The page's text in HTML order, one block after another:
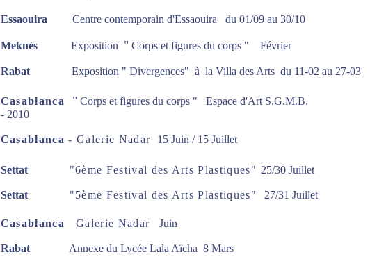
Essaouira Centre contemporain d'Essaouira du 01/09 au 30/10
Meknès Exposition "Corps et figures du corps " Février
Rabat Exposition " Divergences" à la Villa des Arts du 11-02 au 27-03
Casablanca "Corps et figures du corps " Espace d'Art
- 2010
Casablanca - Galerie Nadar 15 Juin / 15 Juillet
Settat "6ème Festival des Arts Plastiques" 25/30 Juillet
Settat "5ème Festival des Arts Plastiques" 27/31 Juillet
Casablanca Galerie Nadar Juin
Rabat Annexe du Lycée Lala Aïcha 8 Mars